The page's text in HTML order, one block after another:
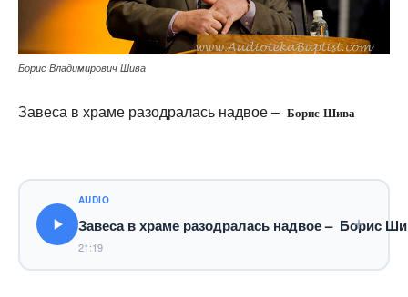
Борис Владимирович Шива
Завеса в храме разодралась надвое – Борис Шива
AUDIO
Завеса в храме разодралась надвое – Борис
21:19